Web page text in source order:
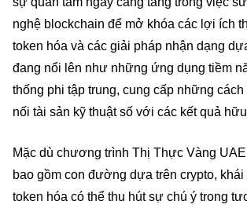
nghệ blockchain để mở khóa các lợi ích
token hóa và các giải pháp nhận dạng
đang nổi lên như những ứng dụng tiềm
thống phi tập trung, cung cấp những
nối tài sản kỹ thuật số với các kết quả
Mặc dù chương trình Thị Thực Vàng
bao gồm con đường dựa trên crypto, khái
token hóa có thể thu hút sự chú ý trong